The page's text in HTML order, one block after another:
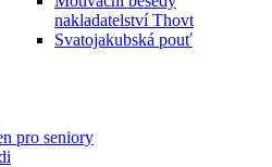
nakladatelství Thovt
Svatojakubská pouť
pro seniory